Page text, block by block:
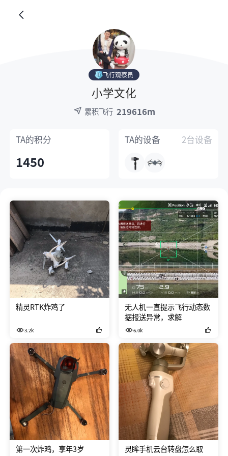
飞行观察员
小学文化
累积飞行 219616m
TA的积分
1450
TA的设备 2台设备
精灵RTK炸鸡了
3.2k
无人机一直提示飞行动态数
据报送异常，求解
6.0k
第一次炸鸡，享年3岁 灵眸手机云台转盘怎么取